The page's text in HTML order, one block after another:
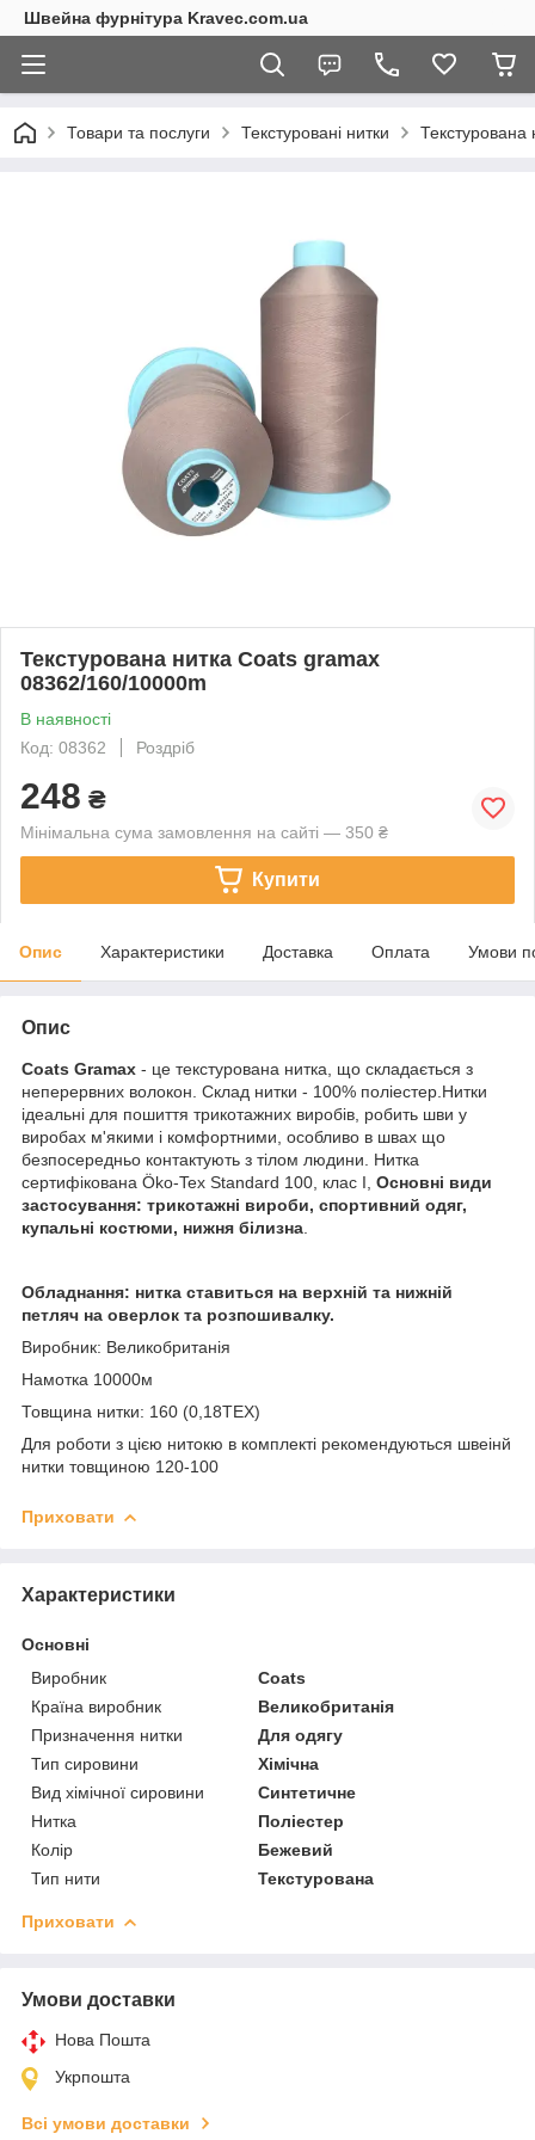
Швейна фурнітура Kravec.com.ua
Товари та послуги Текстуровані нитки
Текстурована нитка Coats gramax
08362/160/10000m
В наявності
Код: 08362
Роздріб
248 ₴
Мінімальна сума замовлення на сайті — 350 ₴
Купити
Опис Характеристики Доставка Оплата Умови
Опис
Coats Gramax - це текстурована нитка, що складається з
неперервних волокон. Склад нитки - 100% поліестер.Нитки
ідеальні для пошиття трикотажних виробів, робить шви у
виробах м'якими і комфортними, особливо в швах що
безпосередньо контактують з тілом людини. Нитка
сертифікована Öko-Tex Standard 100, клас I, Основні види
застосування: трикотажні вироби, спортивний одяг,
купальні костюми, нижня білизна
Обладнання: нитка ставиться на верхній та нижній
петляч на оверлок та розпошивалку.
Виробник: Великобританія
Намотка 10000м
Товщина нитки: 160 (0,18TEX)
Для роботи з цією нитокю в комплекті рекомендуються швеінй
нитки товщиною 120-100
Приховати
Характеристики
Основні
Виробник
Coats
Країна виробник
Великобританія
Призначення нитки
Для одягу
Тип сировини
Хімічна
Вид хімічної сировини
Синтетичне
Нитка
Поліестер
Колір
Бежевий
Тип нити
Текстурована
Приховати
Умови доставки
Нова Пошта
Укрпошта
Всі умови доставки